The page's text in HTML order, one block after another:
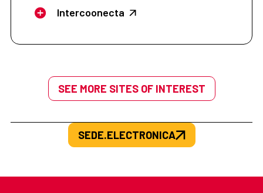
Intercoonecta
SEE MORE SITES OF INTEREST
SEDE.ELECTRONICA